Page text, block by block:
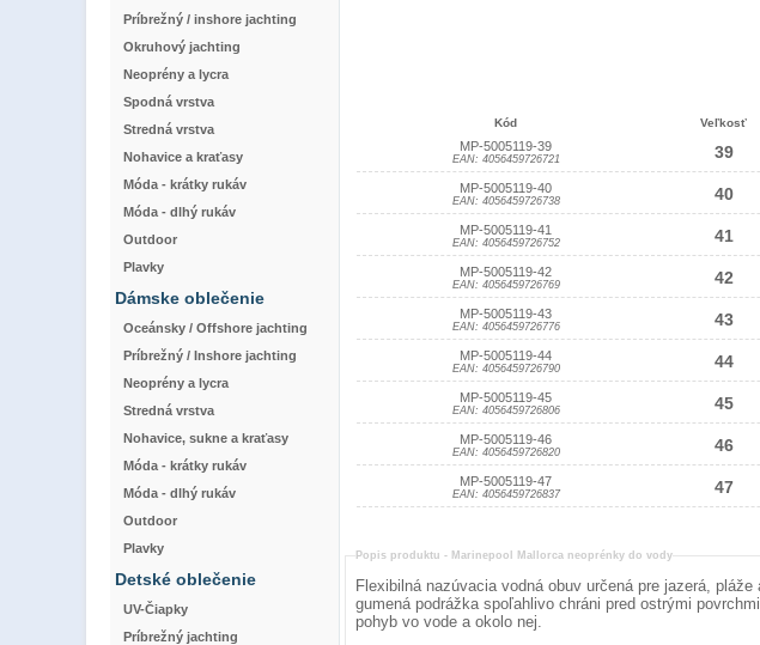
Príbrežný / inshore jachting
Okruhový jachting
Neoprény a lycra
Spodná vrstva
Stredná vrstva
Nohavice a kraťasy
Móda - krátky rukáv
Móda - dlhý rukáv
Outdoor
Plavky
Dámske oblečenie
Oceánsky / Offshore jachting
Príbrežný / Inshore jachting
Neoprény a lycra
Stredná vrstva
Nohavice, sukne a kraťasy
Móda - krátky rukáv
Móda - dlhý rukáv
Outdoor
Plavky
Detské oblečenie
UV-Čiapky
Príbrežný jachting
Kód Veľkosť
MP-5005119-39
EAN: 4056459726721 39
MP-5005119-40
EAN: 4056459726738 40
MP-5005119-41
EAN: 4056459726752 41
MP-5005119-42
EAN: 4056459726769 42
MP-5005119-43
EAN: 4056459726776 43
MP-5005119-44
EAN: 4056459726790 44
MP-5005119-45
EAN: 4056459726806 45
MP-5005119-46
EAN: 4056459726820 46
MP-5005119-47
EAN: 4056459726837 47
Popis produktu - Marinepool Mallorca neoprénky do vody
Flexibilná nazúvacia vodná obuv určená pre jazerá,
gumená podrážka spoľahlivo chráni pred ostrými
pohyb vo vode a okolo nej.